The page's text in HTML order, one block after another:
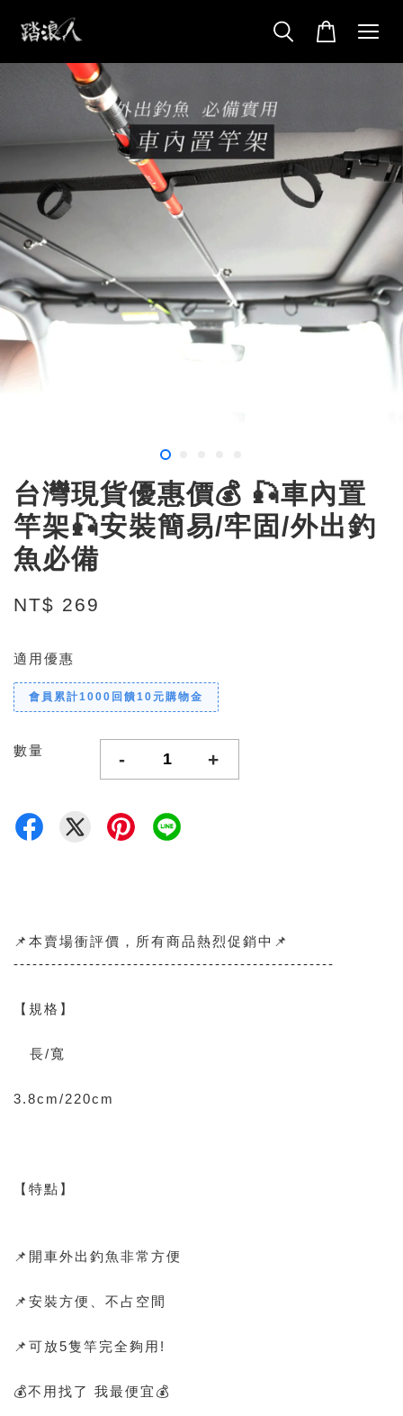
台灣現貨優惠價💰 🎣車內置
竿架🎣安裝簡易/牢固/外出釣
魚必備
NT$ 269
適用優惠
會員累計1000回饋10元購物金
數量 - +
📌本賣場衝評價，所有商品熱烈促銷中📌
---------------------------------------------------
【規格】
長/寬
3.8cm/220cm
【特點】
📌開車外出釣魚非常方便
📌安裝方便、不占空間
📌可放5隻竿完全夠用!
💰不用找了 我最便宜💰